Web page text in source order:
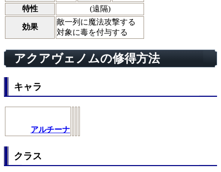
特性
(遠隔)
効果
敵一列に魔法攻撃する
対象に毒を付与する
アクアヴェノムの修得方法
キャラ
アルチーナ
クラス